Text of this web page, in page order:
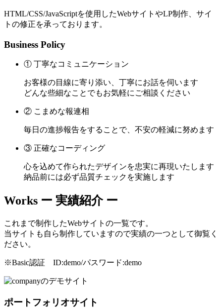
HTML/CSS/JavaScriptを使用したWebサイトやLP制作、サイ
トの修正を承っております。
Business Policy
① 丁寧なコミュニケーション
お客様の目線に寄り添い、丁寧にお話を伺います
どんな些細なことでもお気軽にご相談ください
② こまめな報連相
毎日の進捗報告をすることで、不安の軽減に努めます
③ 正確なコーディング
心を込めて作られたデザインを忠実に再現いたします
納品前には必ず品質チェックを実施します
Works ー 実績紹介 ー
これまで制作したWebサイトの一覧です。
当サイトも自ら制作していますので実績の一つとして御覧く
ださい。
※Basic認証 ID:demo/パスワード:demo
ポートフォリオサイト